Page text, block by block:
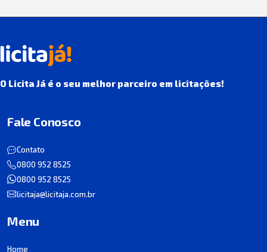
O Licita Já é o seu melhor parceiro em licitações!
Fale Conosco
Contato
0800 952 8525
0800 952 8525
licitaja@licitaja.com.br
Menu
Home